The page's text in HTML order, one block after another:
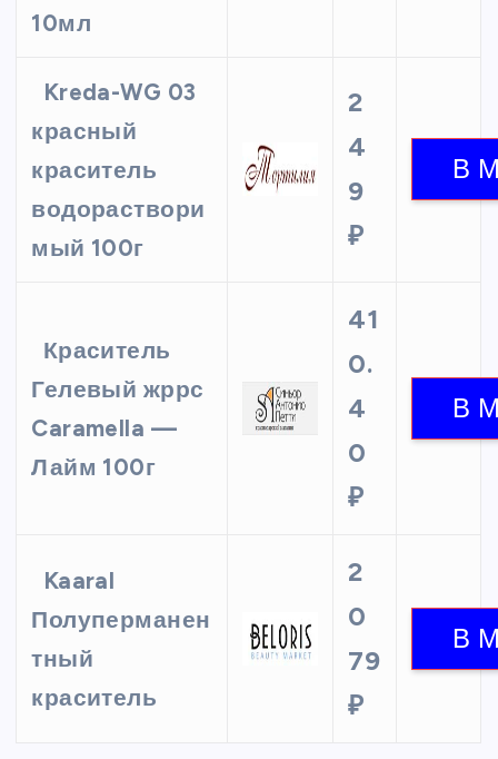
10мл
Kreda-WG 03
красный
краситель
водораствори
мый 100г
2
4
9
₽
Краситель
Гелевый жррс
Caramella —
Лайм 100г
41
0.
4
0
₽
Kaaral
Полуперманен
тный
краситель
2
0
79
₽